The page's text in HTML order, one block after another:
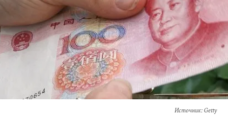
Источник: Getty